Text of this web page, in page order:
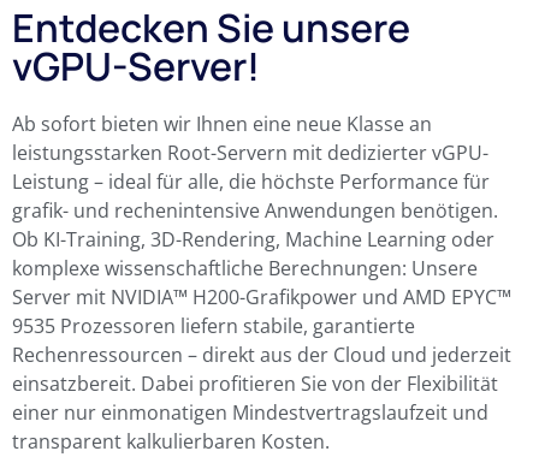
Entdecken Sie unsere
vGPU-Server!
Ab sofort bieten wir Ihnen eine neue Klasse an
leistungsstarken Root-Servern mit dedizierter vGPU-
Leistung – ideal für alle, die höchste Performance für
grafik- und rechenintensive Anwendungen benötigen.
Ob KI-Training, 3D-Rendering, Machine Learning oder
komplexe wissenschaftliche Berechnungen: Unsere
Server mit NVIDIA™ H200-Grafikpower und AMD EPYC™
9535 Prozessoren liefern stabile, garantierte
Rechenressourcen – direkt aus der Cloud und jederzeit
einsatzbereit. Dabei profitieren Sie von der Flexibilität
einer nur einmonatigen Mindestvertragslaufzeit und
transparent kalkulierbaren Kosten.